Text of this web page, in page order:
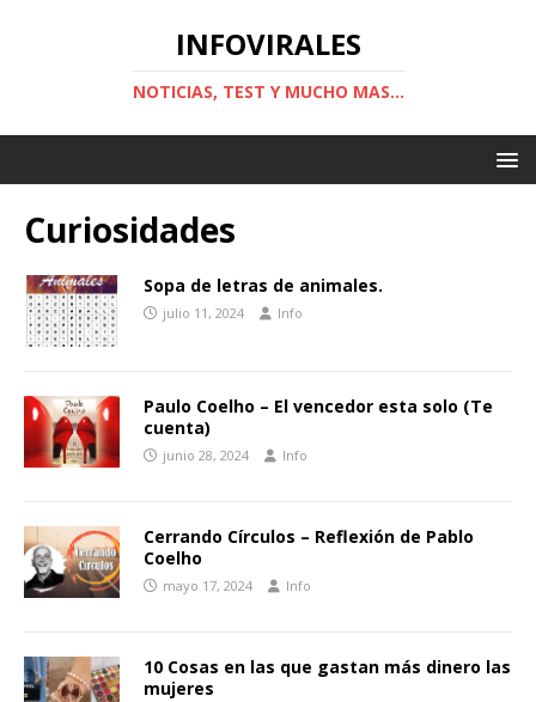
INFOVIRALES
NOTICIAS, TEST Y MUCHO MAS...
Curiosidades
Sopa de letras de animales.
julio 11, 2024 Info
Paulo Coelho – El vencedor esta solo (Te
cuenta)
junio 28, 2024 Info
Cerrando Círculos – Reflexión de Pablo
Coelho
mayo 17, 2024 Info
10 Cosas en las que gastan más dinero las
mujeres